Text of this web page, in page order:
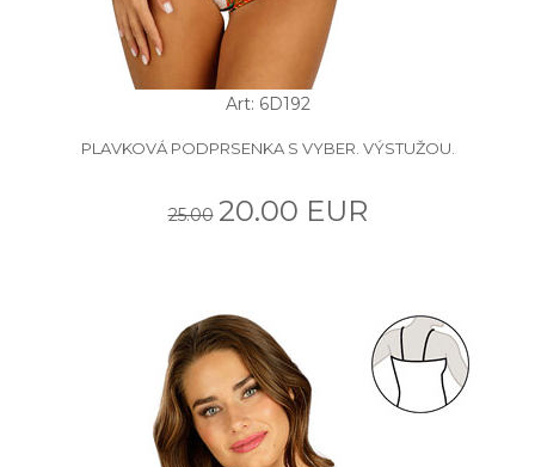
Art: 6D192
PLAVKOVÁ PODPRSENKA S VYBER. VÝSTUŽOU.
25.00 20.00 EUR